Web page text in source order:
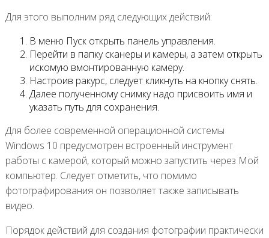
Для этого выполним ряд следующих действий:
В меню Пуск открыть панель управления.
Перейти в папку сканеры и камеры, а затем открыть
искомую вмонтированную камеру.
Настроив ракурс, следует кликнуть на кнопку снять.
Далее полученному снимку надо присвоить имя и
указать путь для сохранения.
Для более современной операционной системы
Windows 10 предусмотрен встроенный инструмент
работы с камерой, который можно запустить через Мой
компьютер. Следует отметить, что помимо
фотографирования он позволяет также записывать
видео.
Порядок действий для создания фотографии практически